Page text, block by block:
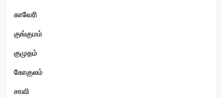
காவேரி
குங்குமம்
குமுதம்
கோகுலம்
சாவி